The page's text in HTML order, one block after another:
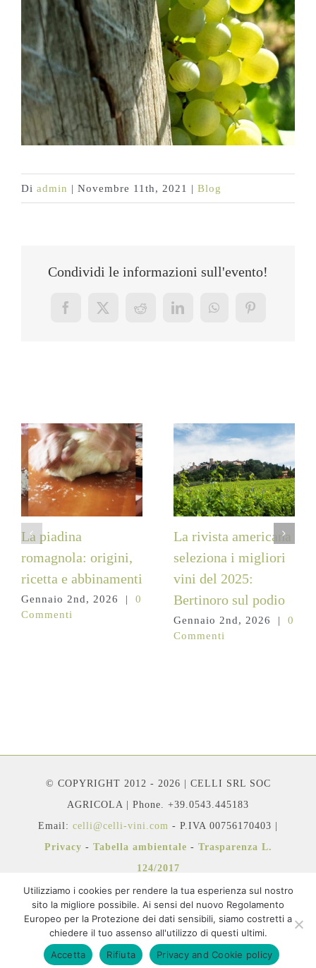
Di admin | Novembre 11th, 2021 | Blog
Condividi le informazioni sull'evento!
Facebook
X RedditLinkedInWhatsAppPinterest
La piadina
romagnola: origini,
ricetta e abbinamenti
Gennaio 2nd, 2026 |
0
Commenti
La rivista americana
seleziona i migliori
vini del 2025:
Bertinoro sul podio
Gennaio 2nd, 2026 |
0
Commenti
© COPYRIGHT 2012 - 2026 | CELLI SRL SOC
AGRICOLA | Phone. +39.0543.445183
Email: celli@celli-vini.com - P.IVA 00756170403 |
Privacy - Tabella ambientale - Trasparenza L.
124/2017
FacebookInstagramYouTube
Utilizziamo i cookies per rendere la tua esperienza sul nostro
sito la migliore possibile. Ai sensi del nuovo Regolamento
Europeo per la Protezione dei dati sensibili, siamo costretti a
chiedere il tuo assenso all'utilizzo di questi ultimi.
Accetta
Rifiuta Privacy and Cookie policy